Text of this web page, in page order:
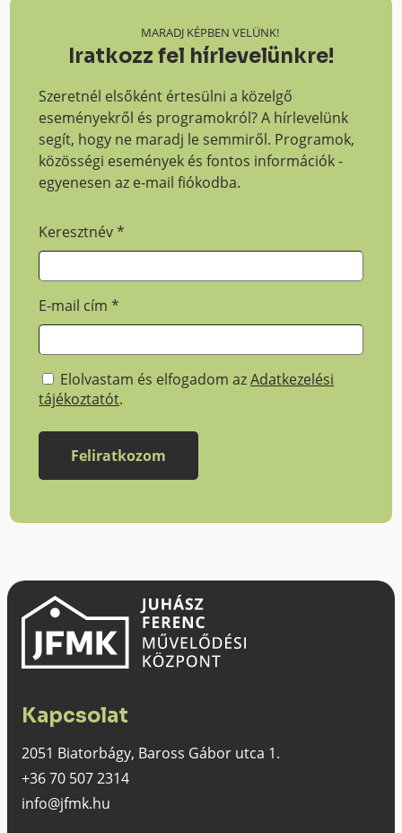
MARADJ KÉPBEN VELÜNK!
Iratkozz fel hírlevelünkre!
Szeretnél elsőként értesülni a közelgő
eseményekről és programokról? A hírlevelünk
segít, hogy ne maradj le semmiről. Programok,
közösségi események és fontos információk -
egyenesen az e-mail fiókodba.
Keresztnév*
E-mail cím*
Elolvastam és elfogadom azAdatkezelési
tájékoztatót.
Kapcsolat
2051 Biatorbágy, Baross Gábor utca 1.
+36 70 507 2314
info@jfmk.hu